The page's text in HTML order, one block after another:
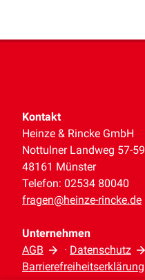
Kontakt
Heinze & Rincke GmbH
Nottulner Landweg 57-59
48161 Münster
Telefon: 02534 80040
fragen@heinze-rincke.de
Unternehmen
AGB
· Datenschutz
Barrierefreiheitserklärung